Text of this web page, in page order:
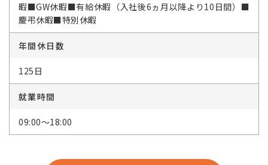
暇■GW休暇■有給休暇（入社後6ヵ月以降より10日間）■
慶弔休暇■特別休暇
年間休日数
125日
就業時間
09:00～18:00